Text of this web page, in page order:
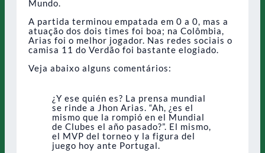
Mundo.
A partida terminou empatada em 0 a 0, mas a
atuação dos dois times foi boa; na Colômbia,
Arias foi o melhor jogador. Nas redes sociais o
camisa 11 do Verdão foi bastante elogiado.
Veja abaixo alguns comentários:
¿Y ese quién es? La prensa mundial
se rinde a Jhon Arias. “Ah, ¿es el
mismo que la rompió en el Mundial
de Clubes el año pasado?”. El mismo,
el MVP del torneo y la figura del
juego hoy ante Portugal.